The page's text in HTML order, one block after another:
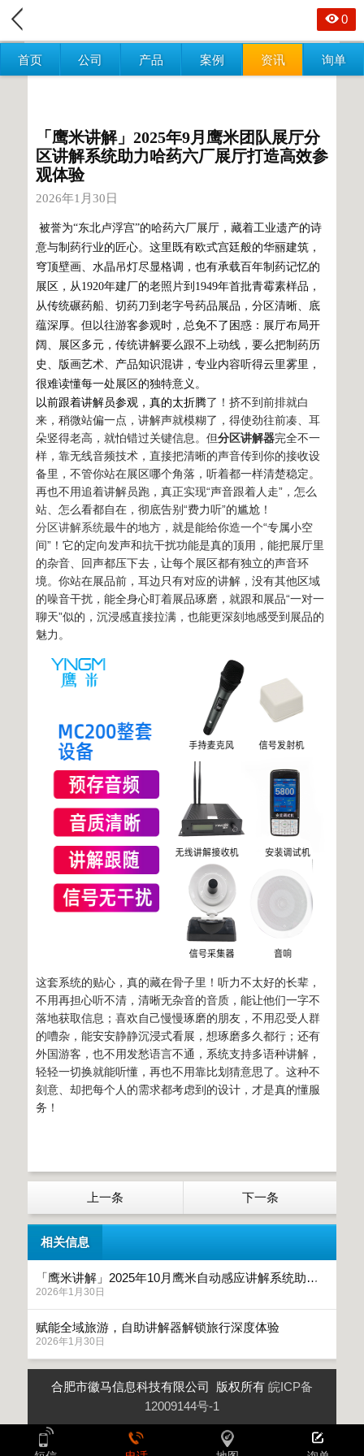
首页 公司 产品 案例 资讯 询单
0
「鹰米讲解」2025年9月鹰米团队展厅分
区讲解系统助力哈药六厂展厅打造高效参
观体验
2026年1月30日
被誉为“东北卢浮宫”的哈药六厂展厅，藏着工业遗产的诗
意与制药行业的匠心。这里既有欧式宫廷般的华丽建筑，
穹顶壁画、水晶吊灯尽显格调，也有承载百年制药记忆的
展区，从1920年建厂的老照片到1949年首批青霉素样品，
从传统碾药船、切药刀到老字号药品展品，分区清晰、底
蕴深厚。但以往游客参观时，总免不了困惑：展厅布局开
阔、展区多元，传统讲解要么跟不上动线，要么把制药历
史、版画艺术、产品知识混讲，专业内容听得云里雾里，
很难读懂每一处展区的独特意义。
以前跟着讲解员参观，真的太折腾了！挤不到前排就白
来，稍微站偏一点，讲解声就模糊了，得使劲往前凑、耳
朵竖得老高，就怕错过关键信息。但分区讲解器完全不一
样，靠无线音频技术，直接把清晰的声音传到你的接收设
备里，不管你站在展区哪个角落，听着都一样清楚稳定。
再也不用追着讲解员跑，真正实现“声音跟着人走”，怎么
站、怎么看都自在，彻底告别“费力听”的尴尬！
分区讲解系统最牛的地方，就是能给你造一个“专属小空
间”！它的定向发声和抗干扰功能是真的顶用，能把展厅里
的杂音、回声都压下去，让每个展区都有独立的声音环
境。你站在展品前，耳边只有对应的讲解，没有其他区域
的噪音干扰，能全身心盯着展品琢磨，就跟和展品“一对一
聊天”似的，沉浸感直接拉满，也能更深刻地感受到展品的
魅力。
这套系统的贴心，真的藏在骨子里！听力不太好的长辈，
不用再担心听不清，清晰无杂音的音质，能让他们一字不
落地获取信息；喜欢自己慢慢琢磨的朋友，不用忍受人群
的嘈杂，能安安静静沉浸式看展，想琢磨多久都行；还有
外国游客，也不用发愁语言不通，系统支持多语种讲解，
轻轻一切换就能听懂，再也不用靠比划猜意思了。这种不
刻意、却把每个人的需求都考虑到的设计，才是真的懂服
务！
上一条 下一条
相关信息
「鹰米讲解」2025年10月鹰米自动感应讲解系统助力梁河伴山云隐小镇打造智慧文旅新体验
2026年1月30日
赋能全域旅游，自助讲解器解锁旅行深度体验
2026年1月30日
合肥市徽马信息科技有限公司 版权所有 皖ICP备
12009144号-1